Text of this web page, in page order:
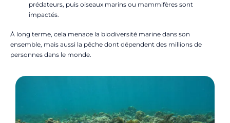
prédateurs, puis oiseaux marins ou mammifères sont
impactés.
À long terme, cela menace la biodiversité marine dans son
ensemble, mais aussi la pêche dont dépendent des millions de
personnes dans le monde.